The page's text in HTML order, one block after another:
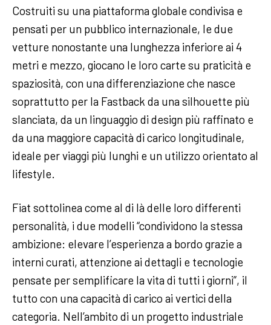
Costruiti su una piattaforma globale condivisa e
pensati per un pubblico internazionale, le due
vetture nonostante una lunghezza inferiore ai 4
metri e mezzo, giocano le loro carte su praticità e
spaziosità, con una differenziazione che nasce
soprattutto per la Fastback da una silhouette più
slanciata, da un linguaggio di design più raffinato e
da una maggiore capacità di carico longitudinale,
ideale per viaggi più lunghi e un utilizzo orientato al
lifestyle.
Fiat sottolinea come al di là delle loro differenti
personalità, i due modelli “condividono la stessa
ambizione: elevare l’esperienza a bordo grazie a
interni curati, attenzione ai dettagli e tecnologie
pensate per semplificare la vita di tutti i giorni”, il
tutto con una capacità di carico ai vertici della
categoria. Nell’ambito di un progetto industriale